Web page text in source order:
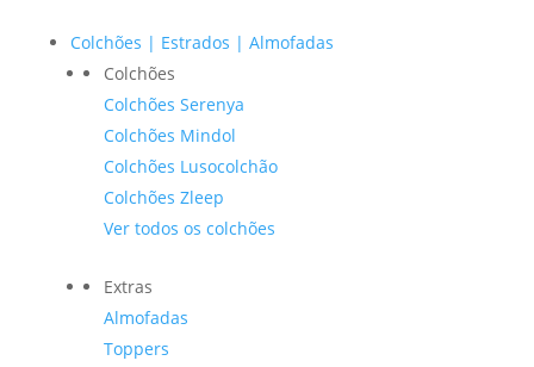
Colchões | Estrados | Almofadas
Colchões
Colchões Serenya
Colchões Mindol
Colchões Lusocolchão
Colchões Zleep
Ver todos os colchões
Extras
Almofadas
Toppers